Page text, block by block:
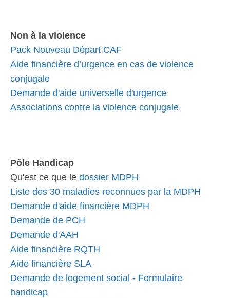
Non à la violence
Pack Nouveau Départ CAF
Aide financière d’urgence en cas de violence
conjugale
Demande d'aide universelle d'urgence
Associations contre la violence conjugale
Pôle Handicap
Qu'est ce que le dossier MDPH
Liste des 30 maladies reconnues par la MDPH
Demande d'aide financière MDPH
Demande de PCH
Demande d'AAH
Aide financière RQTH
Aide financière SLA
Demande de logement social - Formulaire
handicap